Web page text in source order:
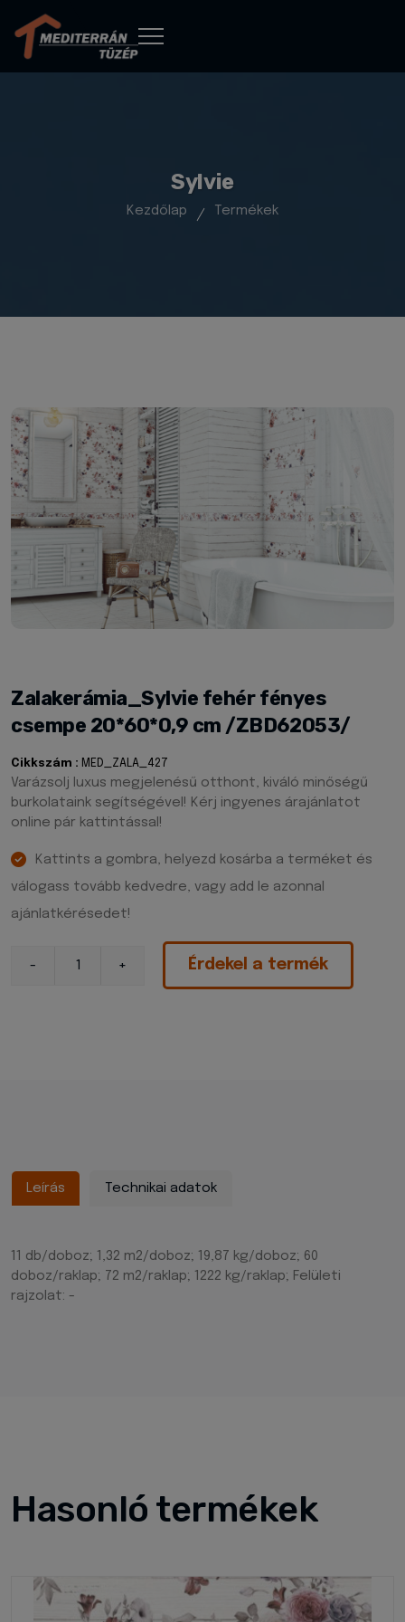
Sylvie
Kezdőlap Termékek
Zalakerámia_Sylvie fehér fényes
csempe 20*60*0,9 cm /ZBD62053/
Cikkszám : MED_ZALA_427
Varázsolj luxus megjelenésű otthont, kiváló minőségű
burkolataink segítségével! Kérj ingyenes árajánlatot
online pár kattintással!
Kattints a gombra, helyezd kosárba a terméket és
válogass tovább kedvedre, vagy add le azonnal
ajánlatkérésedet!
Érdekel a termék
Leírás Technikai adatok
11 db/doboz; 1,32 m2/doboz; 19,87 kg/doboz; 60
doboz/raklap; 72 m2/raklap; 1222 kg/raklap; Felületi
rajzolat: -
Hasonló termékek